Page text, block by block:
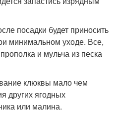
посадки будет приносить
минимальном уходе. Все,
и мульча из песка
клюквы мало чем
других ягодных
или малина.